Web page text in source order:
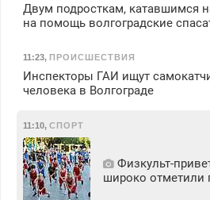
Двум подросткам, катавшимся
на помощь волгоградские
11:23, ПРОИСШЕСТВИЯ
Инспекторы ГАИ ищут
человека в Волгограде
11:10, СПОРТ
широко отметили